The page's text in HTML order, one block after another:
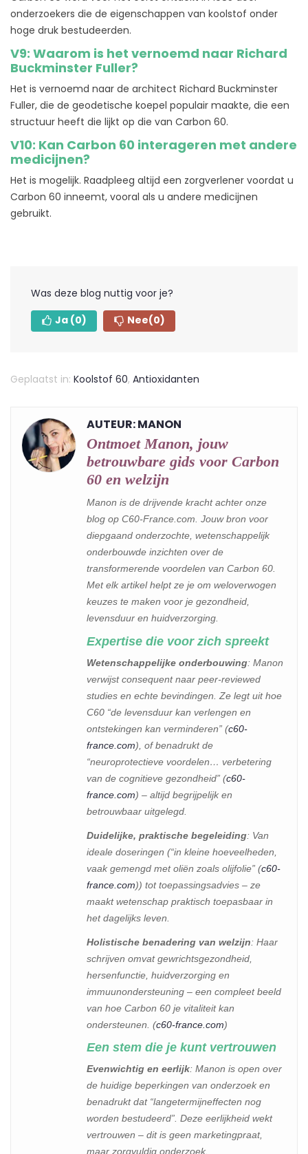
onderzoekers die de eigenschappen van koolstof onder
hoge druk bestudeerden.
V9: Waarom is het vernoemd naar Richard
Buckminster Fuller?
Het is vernoemd naar de architect Richard Buckminster
Fuller, die de geodetische koepel populair maakte, die een
structuur heeft die lijkt op die van Carbon 60.
V10: Kan Carbon 60 interageren met andere
medicijnen?
Het is mogelijk. Raadpleeg altijd een zorgverlener voordat u
Carbon 60 inneemt, vooral als u andere medicijnen
gebruikt.
Was deze blog nuttig voor je?
Ja (0) Nee(0)
Geplaatst in: Koolstof 60, Antioxidanten
AUTEUR: MANON
Ontmoet Manon, jouw
betrouwbare gids voor Carbon
60 en welzijn
Manon is de drijvende kracht achter onze
blog op C60-France.com. Jouw bron voor
diepgaand onderzochte, wetenschappelijk
onderbouwde inzichten over de
transformerende voordelen van Carbon 60.
Met elk artikel helpt ze je om weloverwogen
keuzes te maken voor je gezondheid,
levensduur en huidverzorging.
Expertise die voor zich spreekt
Wetenschappelijke onderbouwing: Manon
verwijst consequent naar peer-reviewed
studies en echte bevindingen. Ze legt uit hoe
C60 “de levensduur kan verlengen en
ontstekingen kan verminderen” (c60-
france.com), of benadrukt de
“neuroprotectieve voordelen… verbetering
van de cognitieve gezondheid” (c60-
france.com) – altijd begrijpelijk en
betrouwbaar uitgelegd.
Duidelijke, praktische begeleiding: Van
ideale doseringen (“in kleine hoeveelheden,
vaak gemengd met oliën zoals olijfolie” (c60-
france.com)) tot toepassingsadvies – ze
maakt wetenschap praktisch toepasbaar in
het dagelijks leven.
Holistische benadering van welzijn: Haar
schrijven omvat gewrichtsgezondheid,
hersenfunctie, huidverzorging en
immuunondersteuning – een compleet beeld
van hoe Carbon 60 je vitaliteit kan
ondersteunen. (c60-france.com)
Een stem die je kunt vertrouwen
Evenwichtig en eerlijk: Manon is open over
de huidige beperkingen van onderzoek en
benadrukt dat “langetermijneffecten nog
worden bestudeerd”. Deze eerlijkheid wekt
vertrouwen – dit is geen marketingpraat,
maar zorgvuldig onderzoek.